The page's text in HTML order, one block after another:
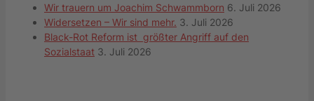
Wir trauern um Joachim Schwammborn 6. Juli 2026
Widersetzen – Wir sind mehr. 3. Juli 2026
Black-Rot Reform ist größter Angriff auf den
Sozialstaat 3. Juli 2026